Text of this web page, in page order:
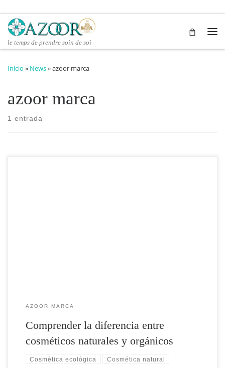
Saltar al contenido
le temps de prendre soin de soi
Inicio » News»azoor marca
azoor marca
1 entrada
AZOOR MARCA
Comprender la diferencia entre
cosméticos naturales y orgánicos
Cosmética ecológica Cosmética natural